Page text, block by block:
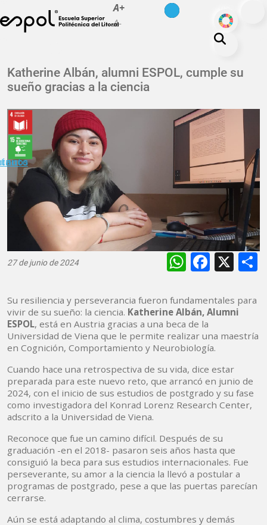
Pasar al contenido principal
A+
A-
ODS
La ESPOL
Educación
Vida politécnica
Investigación
Nuestra Huella
Transparencia
Katherine Albán, alumni ESPOL, cumple su
sueño gracias a la ciencia
27 de junio de 2024 X
Su resiliencia y perseverancia fueron fundamentales para
vivir de su sueño: la ciencia. Katherine Albán, Alumni
ESPOL, está en Austria gracias a una beca de la
Universidad de Viena que le permite realizar una maestría
en Cognición, Comportamiento y Neurobiología.
Cuando hace una retrospectiva de su vida, dice estar
preparada para este nuevo reto, que arrancó en junio de
2024, con el inicio de sus estudios de postgrado y su fase
como investigadora del Konrad Lorenz Research Center,
adscrito a la Universidad de Viena.
Reconoce que fue un camino difícil. Después de su
graduación -en el 2018- pasaron seis años hasta que
consiguió la beca para sus estudios internacionales. Fue
perseverante, su amor a la ciencia la llevó a postular a
programas de postgrado, pese a que las puertas parecían
cerrarse.
Aún se está adaptando al clima, costumbres y demás